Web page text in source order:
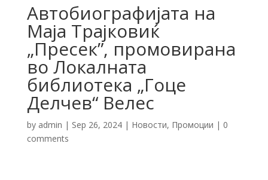
Автобиографијата на
Маја Трајковиќ
„Пресек”, промовирана
во Локалната
библиотека „Гоце
Делчев“ Велес
by admin | Sep 26, 2024| Новости, Промоции | 0
comments